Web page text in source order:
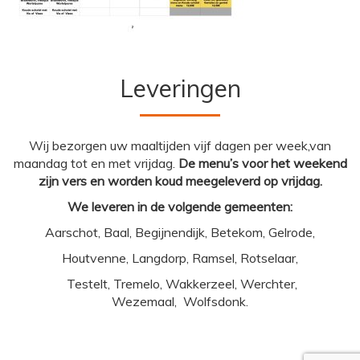
Leveringen
Wij bezorgen uw maaltijden vijf dagen per week,van
maandag tot en met vrijdag. De menu’s voor het weekend
zijn vers en worden koud meegeleverd op vrijdag.
We leveren in de volgende gemeenten:
Aarschot, Baal, Begijnendijk, Betekom, Gelrode,
Houtvenne, Langdorp, Ramsel, Rotselaar,
Testelt, Tremelo, Wakkerzeel, Werchter,
Wezemaal, Wolfsdonk.